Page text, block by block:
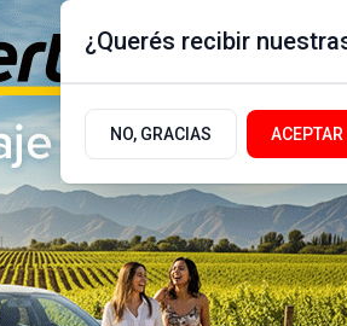
POLÍTICA
¿Querés recibir
NO, GRACIAS ACEPTAR